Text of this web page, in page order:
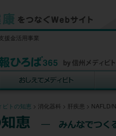
援金活用事業
ビトの知恵 > 消化器科 > 肝疾患 > NAFLD/